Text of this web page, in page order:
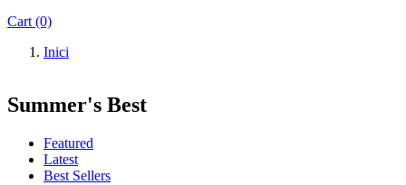
Cart (0)
Inici
Summer's Best
Featured
Latest
Best Sellers